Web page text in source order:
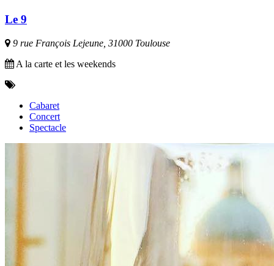
Le 9
9 rue François Lejeune, 31000 Toulouse
A la carte et les weekends
Cabaret
Concert
Spectacle